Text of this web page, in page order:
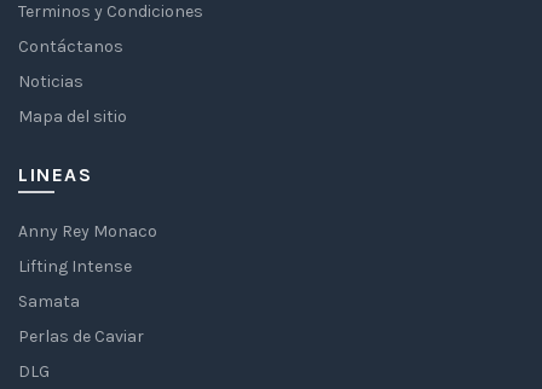
Terminos y Condiciones
Contáctanos
Noticias
Mapa del sitio
LINEAS
Anny Rey Monaco
Lifting Intense
Samata
Perlas de Caviar
DLG